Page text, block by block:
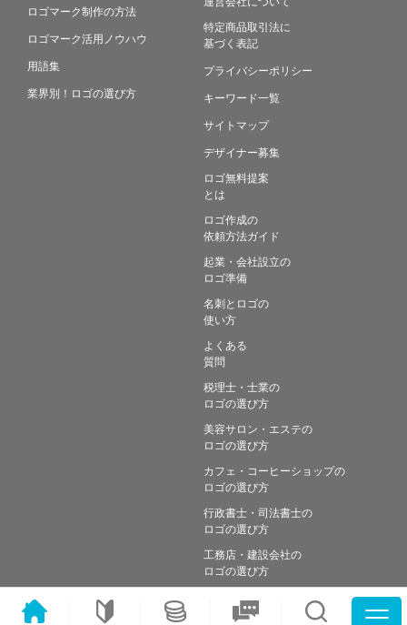
ロゴマーク制作の方法
ロゴマーク活用ノウハウ
用語集
業界別！ロゴの選び方
特定商品取引法に
基づく表記
プライバシーポリシー
キーワード一覧
サイトマップ
デザイナー募集
ロゴ無料提案
とは
ロゴ作成の
依頼方法ガイド
起業・会社設立の
ロゴ準備
名刺とロゴの
使い方
よくある
質問
税理士・士業の
ロゴの選び方
美容サロン・エステの
ロゴの選び方
カフェ・コーヒーショップの
ロゴの選び方
行政書士・司法書士の
ロゴの選び方
工務店・建設会社の
ロゴの選び方